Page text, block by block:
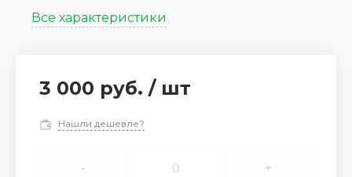
Все характеристики
3 000 руб. / шт
Нашли дешевле?
- +